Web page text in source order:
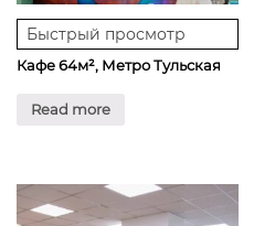
Быстрый просмотр
Кафе 64м², Метро Тульская
Read more